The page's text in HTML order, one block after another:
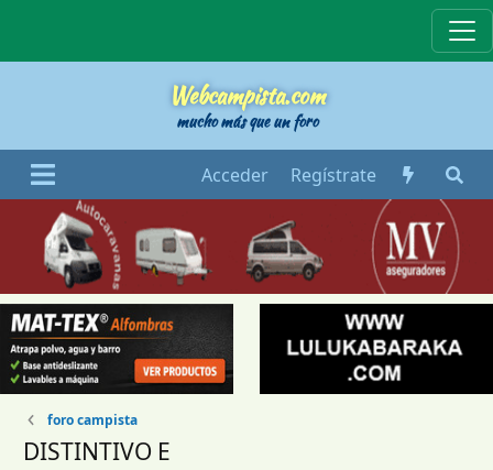
Webcampista.com
mucho más que un foro
Acceder Regístrate
foro campista
DISTINTIVO E